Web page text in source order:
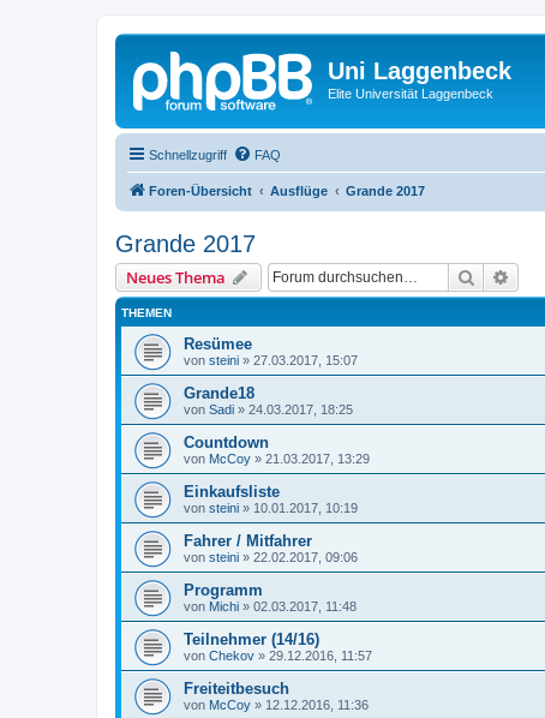
Uni Laggenbeck
Elite Universität Laggenbeck
Schnellzugriff FAQ
Foren-Übersicht Ausflüge Grande 2017
Grande 2017
Neues Thema Suche
THEMEN
Resümee
von steini » 27.03.2017, 15:07
Grande18
von Sadi » 24.03.2017, 18:25
Countdown
von McCoy » 21.03.2017, 13:29
Einkaufsliste
von steini » 10.01.2017, 10:19
Fahrer / Mitfahrer
von steini » 22.02.2017, 09:06
Programm
von Michi » 02.03.2017, 11:48
Teilnehmer (14/16)
von Chekov » 29.12.2016, 11:57
Freiteitbesuch
von McCoy » 12.12.2016, 11:36